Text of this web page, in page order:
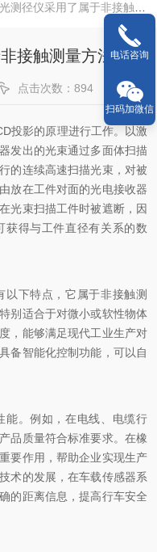
测径仪采用了属于非接触测量方法
接触测量方法
点击次数：894
投影的原理进行工作。以激
发出的光束通过多面体扫描
的连续高速扫描光束，对被
放在工件对面的光电接收器
光束扫描工件时被遮断，因
获得与工件直径有关系的数
下特点，它属于非接触测
别适合于对微小或软性物体
，能够满足现代工业生产对
备智能化控制功能，可以自
。例如，在电线、电缆行
品质量符合标准要求。在橡
要作用，帮助企业实现生产
术的发展，在车载传感器系
的距离信息，提高行车安全
电话咨询
扫码加微信